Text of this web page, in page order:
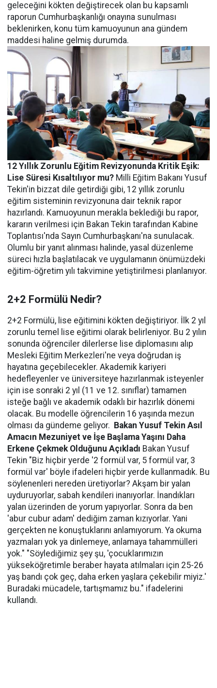
geleceğini kökten değiştirecek olan bu kapsamlı
raporun Cumhurbaşkanlığı onayına sunulması
beklenirken, konu tüm kamuoyunun ana gündem
maddesi haline gelmiş durumda.
12 Yıllık Zorunlu Eğitim Revizyonunda Kritik Eşik:
Lise Süresi Kısaltılıyor mu? Milli Eğitim Bakanı Yusuf
Tekin'in bizzat dile getirdiği gibi, 12 yıllık zorunlu
eğitim sisteminin revizyonuna dair teknik rapor
hazırlandı. Kamuoyunun merakla beklediği bu rapor,
kararın verilmesi için Bakan Tekin tarafından Kabine
Toplantısı'nda Sayın Cumhurbaşkanı'na sunulacak.
Olumlu bir yanıt alınması halinde, yasal düzenleme
süreci hızla başlatılacak ve uygulamanın önümüzdeki
eğitim-öğretim yılı takvimine yetiştirilmesi planlanıyor.
2+2 Formülü Nedir?
2+2 Formülü, lise eğitimini kökten değiştiriyor. İlk 2 yıl
zorunlu temel lise eğitimi olarak belirleniyor. Bu 2 yılın
sonunda öğrenciler dilerlerse lise diplomasını alıp
Mesleki Eğitim Merkezleri'ne veya doğrudan iş
hayatına geçebilecekler. Akademik kariyeri
hedefleyenler ve üniversiteye hazırlanmak isteyenler
için ise sonraki 2 yıl (11 ve 12. sınıflar) tamamen
isteğe bağlı ve akademik odaklı bir hazırlık dönemi
olacak. Bu modelle öğrencilerin 16 yaşında mezun
olması da gündeme geliyor. Bakan Yusuf Tekin Asıl
Amacın Mezuniyet ve İşe Başlama Yaşını Daha
Erkene Çekmek Olduğunu Açıkladı Bakan Yusuf
Tekin "Biz hiçbir yerde '2 formül var, 5 formül var, 3
formül var' böyle ifadeleri hiçbir yerde kullanmadık. Bu
söylenenleri nereden üretiyorlar? Akşam bir yalan
uyduruyorlar, sabah kendileri inanıyorlar. İnandıkları
yalan üzerinden de yorum yapıyorlar. Sonra da ben
'abur cubur adam' dediğim zaman kızıyorlar. Yani
gerçekten ne konuştuklarını anlamıyorum. Ya okuma
yazmaları yok ya dinlemeye, anlamaya tahammülleri
yok." "Söylediğimiz şey şu, 'çocuklarımızın
yükseköğretimle beraber hayata atılmaları için 25-26
yaş bandı çok geç, daha erken yaşlara çekebilir miyiz.'
Buradaki mücadele, tartışmamız bu." ifadelerini
kullandı.